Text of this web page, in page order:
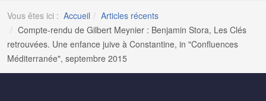
Vous êtes ici : Accueil
Articles récents
Compte-rendu de Gilbert Meynier : Benjamin Stora, Les Clés
retrouvées. Une enfance juive à Constantine, in "Confluences
Méditerranée", septembre 2015